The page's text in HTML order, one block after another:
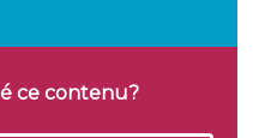
ce contenu?